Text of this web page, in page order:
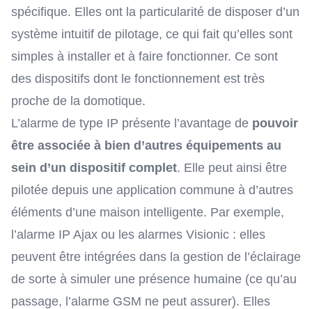
spécifique. Elles ont la particularité de disposer d’un
système intuitif de pilotage, ce qui fait qu’elles sont
simples à installer et à faire fonctionner. Ce sont
des dispositifs dont le fonctionnement est très
proche de la domotique.
L’alarme de type IP présente l’avantage de pouvoir
être associée à bien d’autres équipements au
sein d’un dispositif complet. Elle peut ainsi être
pilotée depuis une application commune à d’autres
éléments d’une maison intelligente. Par exemple,
l’alarme IP Ajax ou les alarmes Visionic : elles
peuvent être intégrées dans la gestion de l’éclairage
de sorte à simuler une présence humaine (ce qu’au
passage, l’alarme GSM ne peut assurer). Elles